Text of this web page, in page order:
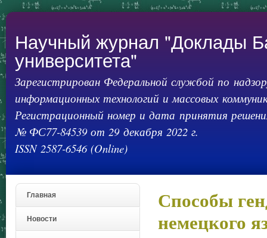
Научный журнал "Доклады
университета"
Зарегистрирован Федеральной службой по
информационных технологий и массовых
Регистрационный номер и дата принятия
№ ФС77-84539 от 29 декабря 2022 г.
ISSN 2587-6546 (Online)
Главная
Новости
Способы
немецкого